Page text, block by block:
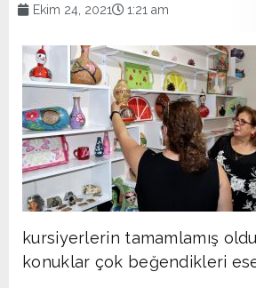
Ekim 24, 2021 1:21 am
kursiyerlerin tamamlamış
konuklar çok beğendikleri